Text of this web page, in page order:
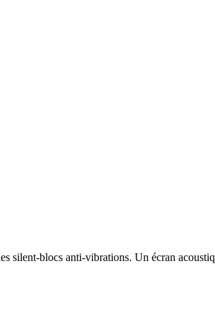
silent-blocs anti-vibrations. Un écran